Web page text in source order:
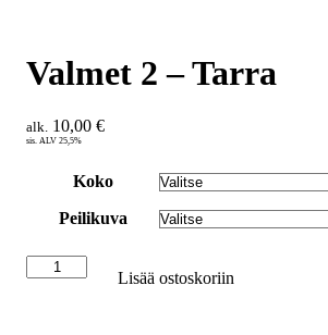
Valmet 2 – Tarra
alk. 10,00 €
sis. ALV 25,5%
Koko
Peilikuva
Lisää ostoskoriin